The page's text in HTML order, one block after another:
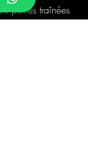
petites traînées